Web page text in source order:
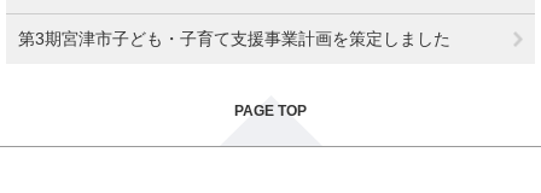
第3期宮津市子ども・子育て支援事業計画を策定しました
PAGE TOP